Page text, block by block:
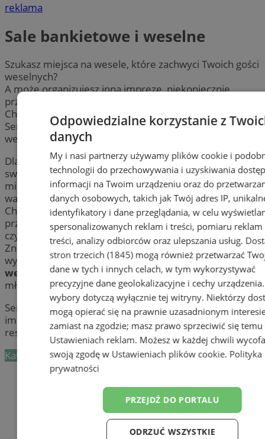
reklama
Sale bankietowe i weselne
Szukasz miejsca na wesele, które zachwyci Twoich gości
weselnych?
A może organizujesz inną imprezę, niekoniecznie
przyjęcie weselne?
Chorzów obfituje w takie miejsca!
Serdecznie zapraszamy do zorganizowania przyjęcia,
wesela Chorzów.
Dla wszystkich par młodych, chcących zorganizować
swoje wesela w Chorzowie, przygotowaliśmy katalog
miejsc (
sal,domów okolicznościowych), w których
warto wyprawić swoje przyjęcie weselne.
Chorzów i okolice oferują wiele miejsc do organizacji
przyjęcia z różnych okazji, takich jaksala bankietowa
czy
sala balowa
Znajdziesz tutaj idealne miejsce na wesele – swój
wymarzonydom przyjęć okolicznościowych,dom
weselny
dla nawet najbardziej wybrednych par
młodych!
Serdecznie zapraszamy Państwa do organizowania
imprez okolicznościowych w chorzowskich
restauracjach! Być może mają jeszczewolne terminy!
Kategoria nie zawiera żadnych prezentacji firm.
Dodaj firmę
Pozostałe firmy w kategorii
Odpowiedzialne korzystanie z
danych
My i nasi partnerzy używamy plików cookie i
technologii do przechowywania i uzyskiwania
informacji na Twoim urządzeniu oraz do
danych osobowych, takich jak Twój adres IP,
identyfikatory i dane przeglądania, w celu
spersonalizowanych reklam i treści, pomiaru reklam
treści, analizy odbiorców oraz ulepszania usług.
stron trzecich (1845)mogą również przetwarzać
dane w tych i innych celach, w tym wykorzystywać
precyzyjne dane geolokalizacyjne i cechy
wybory dotyczą wyłącznie tej witryny. Niektórzy
mogą opierać się na prawnie uzasadnionym
zamiast na zgodzie; masz prawo sprzeciwić się temu
Ustawieniach reklam. Możesz w każdej chwili
swoją zgodę w Ustawieniach plików cookie. Polityka
prywatności
PRZEJDŹ DO PORTALU
ODRZUĆ WSZYSTKIE